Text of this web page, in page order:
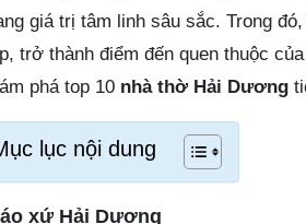
giá trị tâm linh sâu sắc. Trong
trở thành điểm đến quen thuộc
phá top 10 nhà thờ Hải Dương
lục nội dung
xứ Hải Dương